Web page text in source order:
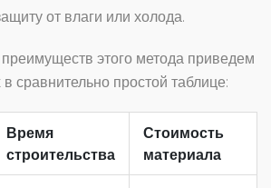
от влаги или холода.
этого метода приведем
сравнительно простой таблице:
Время
строительства
Стоимость
материала